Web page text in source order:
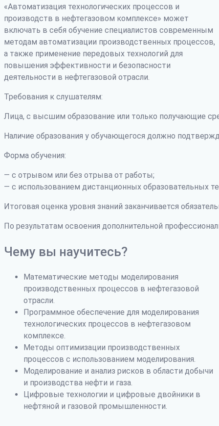
«Автоматизация технологических процессов и
производств в нефтегазовом комплексе» может
включать в себя обучение специалистов современным
методам автоматизации производственных процессов,
а также применение передовых технологий для
повышения эффективности и безопасности
деятельности в нефтегазовой отрасли.
Требования к слушателям:
Лица, с высшим образование или только получающие
Наличие образования у обучающегося должно
Форма обучения:
— с отрывом или без отрыва от работы;
— с использованием дистанционных образовательных
Итоговая оценка уровня знаний заканчивается
По результатам освоения дополнительной
Чему вы научитесь?
Математические методы моделирования
производственных процессов в нефтегазовой
отрасли.
Программное обеспечение для моделирования
технологических процессов в нефтегазовом
комплексе.
Методы оптимизации производственных
процессов с использованием моделирования.
Моделирование и анализ рисков в области добычи
и производства нефти и газа.
Цифровые технологии и цифровые двойники в
нефтяной и газовой промышленности.